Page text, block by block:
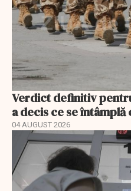
Verdict definitiv
a decis ce se
04 AUGUST 2026